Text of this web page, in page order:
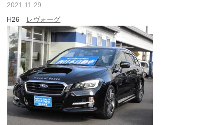
2021.11.29
H26
レヴォーグ